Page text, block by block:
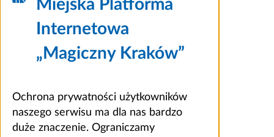
Miejska Platforma
Internetowa
„Magiczny Kraków”
Ochrona prywatności użytkowników
naszego serwisu ma dla nas bardzo
duże znaczenie. Ograniczamy